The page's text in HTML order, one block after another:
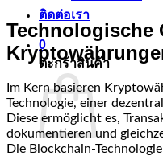
ติดต่อเรา
0
ตะกร้าสินค้า
Technologische
Im Kern basieren
Technologie, einer
Diese ermöglicht es,
dokumentieren und
Die Blockchain-